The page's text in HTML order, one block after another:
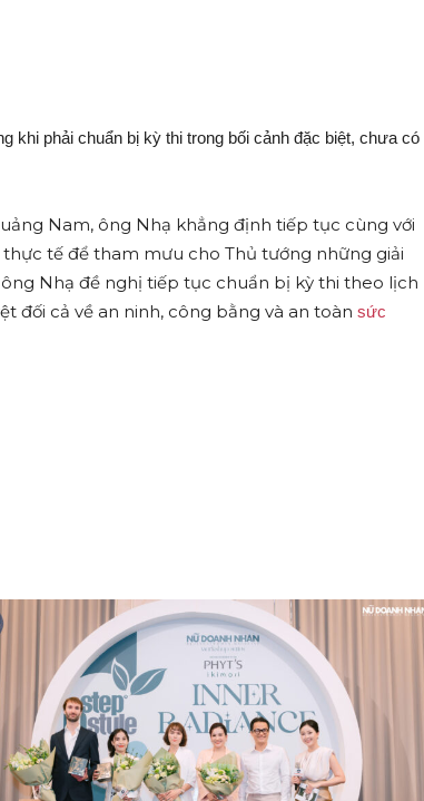
khi phải chuẩn bị kỳ thi trong bối cảnh đặc biệt, chưa có
Nam, ông Nhạ khẳng định tiếp tục cùng với
tế để tham mưu cho Thủ tướng những giải
Nhạ đề nghị tiếp tục chuẩn bị kỳ thi theo lịch
đối cả về an ninh, công bằng và an toàn sức